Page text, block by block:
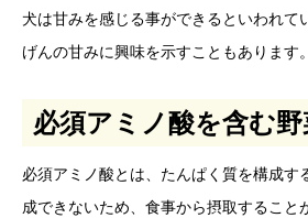
犬は甘みを感じる事ができるといわれて
げんの甘みに興味を示すこともあります。
必須アミノ酸を含む野
必須アミノ酸とは、たんぱく質を構成す
成できないため、食事から摂取すること